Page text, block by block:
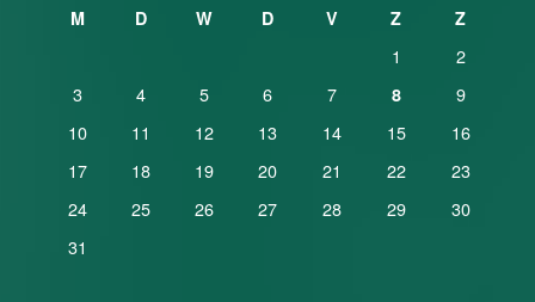
M D W D V Z Z
1
2
3
4 5 6 7 8
9
10
11 12 13 14 15
16
17
18 19 20 21 22
23
24
25 26 27 28 29
30
31